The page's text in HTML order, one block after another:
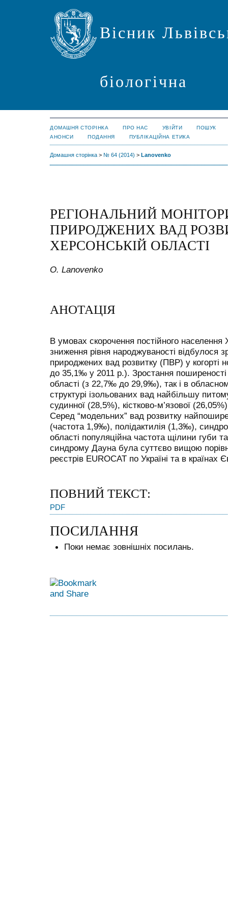
Вісник
біологічна
ДОМАШНЯ СТОРІНКА ПРО НАС УВІЙТИ
ПОШУК
АНОНСИ
ПОДАННЯ ПУБЛІКАЦІЙНА ЕТИКА
Домашня сторінка > № 64 (2014) > Lanovenko
РЕГІОНАЛЬНИЙ
ПРИРОДЖЕНИХ ВАД
ХЕРСОНСЬКІЙ ОБЛАСТІ
O. Lanovenko
АНОТАЦІЯ
В умовах скорочення постійного населення
зниження рівня народжуваності відбулося
природжених вад розвитку (ПВР) у
до 35,1‰ у 2011 р.). Зростання
області (з 22,7‰ до 29,9‰), так і в
структурі ізольованих вад найбільшу
судинної (28,5%), кістково-м’язової
Серед “модельних” вад розвитку
(частота 1,9‰), полідактилія (1,3‰),
області популяційна частота щілини губи
синдрому Дауна була суттєво вищою
реєстрів EUROCAT по Україні та в країнах
ПОВНИЙ ТЕКСТ:
PDF
ПОСИЛАННЯ
Поки немає зовнішніх посилань.